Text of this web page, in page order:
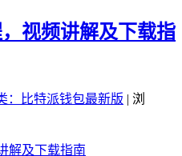
视频讲解及下载指
：比特派钱包最新版 | 浏